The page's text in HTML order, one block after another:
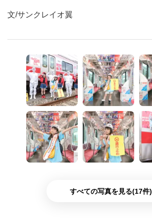
文/サンクレイオ翼
すべての写真を見る(17件)